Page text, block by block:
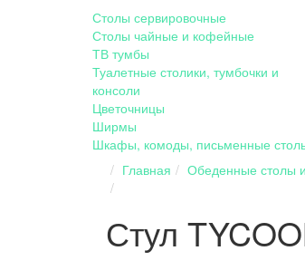
Столы сервировочные
Столы чайные и кофейные
ТВ тумбы
Туалетные столики, тумбочки и
консоли
Цветочницы
Ширмы
Шкафы, комоды, письменные
Главная Обеденные столы
Стул